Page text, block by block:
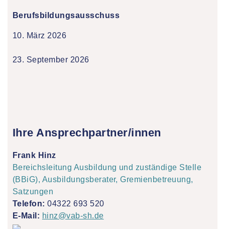
Berufsbildungsausschuss
10. März 2026
23. September 2026
Ihre Ansprechpartner/innen
Frank Hinz
Bereichsleitung Ausbildung und zuständige Stelle
(BBiG), Ausbildungsberater, Gremienbetreuung,
Satzungen
Telefon: 04322 693 520
E-Mail: hinz@vab-sh.de